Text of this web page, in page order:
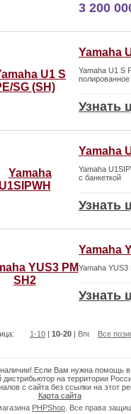
3 200
Yamaha
Yamaha U1 S
полированное
Узнать
Yamaha
Yamaha
с банкеткой
Узнать
Yamaha
Yamaha YUS3
Узнать
1-10 10-20 Все
Если Вам нужна помощь
на территории
с сайта без ссылки на этот
Карта сайта
PHPShop . Все права